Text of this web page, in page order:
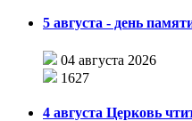
5 августа - день
04 августа 2026
1627
4 августа Церковь